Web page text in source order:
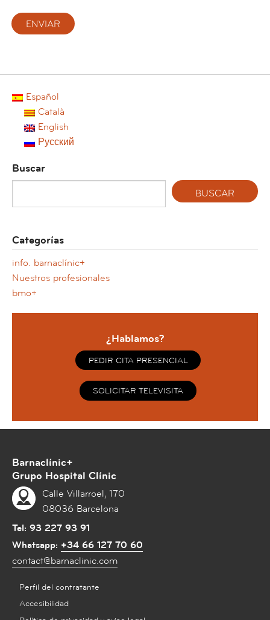
Español
Català
English
Русский
Buscar
Categorías
info. barnaclínic+
Nuestros profesionales
bmo+
¿Hablamos?
PEDIR CITA PRESENCIAL
SOLICITAR TELEVISITA
Barnaclínic+
Grupo Hospital Clínic
Calle Villarroel, 170
08036 Barcelona
Tel: 93 227 93 91
Whatsapp: +34 66 127 70 60
contact@barnaclinic.com
Perfil del contratante
Accesibilidad